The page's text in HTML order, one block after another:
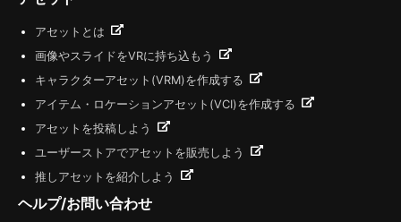
アセットとは
画像やスライドをVRに持ち込もう
キャラクターアセット(VRM)を作成する
アイテム・ロケーションアセット(VCI)を作成する
アセットを投稿しよう
ユーザーストアでアセットを販売しよう
推しアセットを紹介しよう
ヘルプ/お問い合わせ